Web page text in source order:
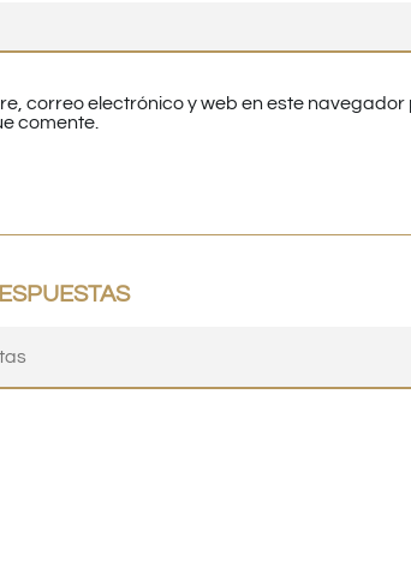
correo electrónico y web en este navegador
comente.